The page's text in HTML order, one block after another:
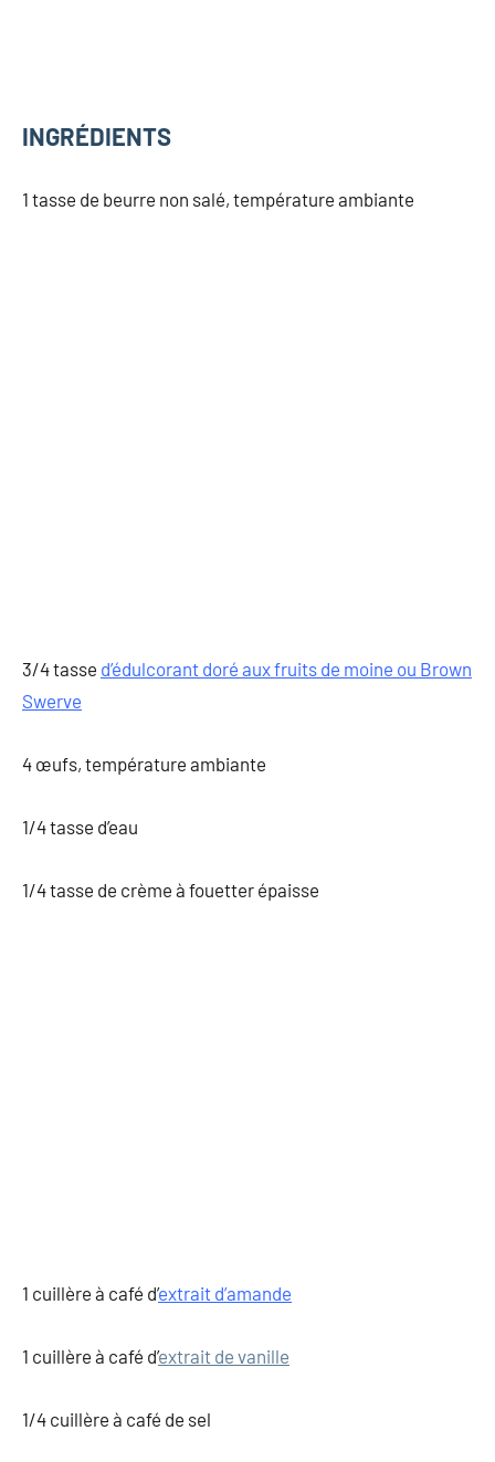
INGRÉDIENTS
1 tasse de beurre non salé, température ambiante
3/4 tasse d’édulcorant doré aux fruits de moine ou Brown
Swerve
4 œufs, température ambiante
1/4 tasse d’eau
1/4 tasse de crème à fouetter épaisse
1 cuillère à café d’extrait d’amande
1 cuillère à café d’extrait de vanille
1/4 cuillère à café de sel